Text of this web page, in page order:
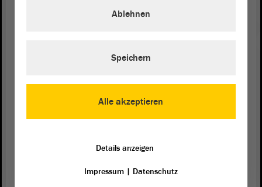
in Anspruch zu nehmen und aktiv bei der
(Beifall bei der CDU und bei der FDP)
Zurück zur Landtagssitzung
Alle akzeptieren
Ablehnen
Speichern
Details anzeigen
Impressum| Datenschutz